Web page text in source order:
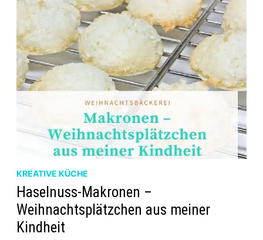
KREATIVE KÜCHE
Haselnuss-Makronen –
Weihnachtsplätzchen aus meiner
Kindheit